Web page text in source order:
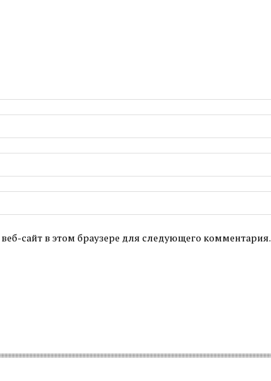
сайт в этом браузере для следующего комментария.